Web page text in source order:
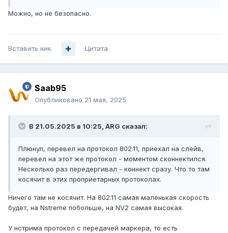
Можно, но не безопасно.
Вставить ник Цитата
Saab95
Опубликовано 21 мая, 2025
В 21.05.2025 в 10:25, ARG сказал:
Плюнул, перевел на протокол 802.11, приехал на слейв,
перевел на этот же протокол - моментом сконнектился.
Несколько раз передергивал - коннект сразу. Что то там
косячит в этих проприетарных протоколах.
Ничего там не косячит. На 802.11 самая маленькая скорость
будет, на Nstreme побольше, на NV2 самая высокая.
У нстрима протокол с передачей маркера, то есть